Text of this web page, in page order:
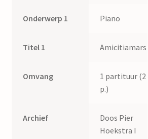
Onderwerp 1 Piano
Titel 1 Amicitiamars
Omvang
1 partituur (2
p.)
Archief
Doos Pier
Hoekstra I